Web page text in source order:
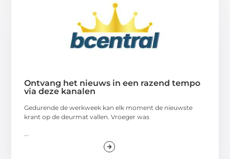
Ontvang het nieuws in een razend tempo
via deze kanalen
Gedurende de werkweek kan elk moment de nieuwste
krant op de deurmat vallen. Vroeger was